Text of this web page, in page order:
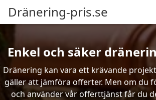
Dränering-pris.se
Enkel och säker
Dränering kan vara ett krävande
gäller att jämföra offerter. Men om du
och använder vår offerttjänst får du